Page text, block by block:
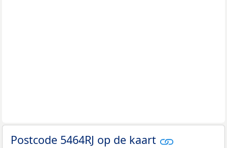
Postcode 5464RJ op de kaart